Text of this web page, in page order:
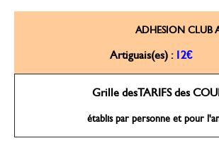
ADHESION CLUB
Artiguais(es) : 12€
Grille desTARIFS des
établis par personne et pour